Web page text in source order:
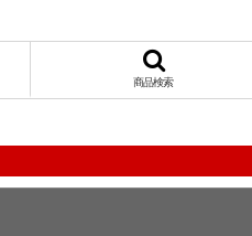
商品検索